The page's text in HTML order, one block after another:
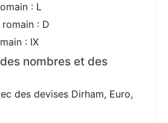
: L
: D
: IX
nombres et des
des devises Dirham, Euro,